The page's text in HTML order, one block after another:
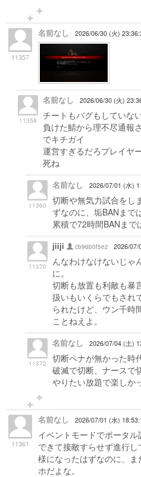
11357
名前なし 2026/06/30 (火)
11358
名前なし 2026/06/30 (火)
チートもバグもしていな
負けた鯖から理不尽通報
でキチガイ
運営すぎるだろプレイヤ
死ね
11360
名前なし 2026/07/01 (水)
切断や無気力試合をし
ずなのに、垢BANまで
累積で72時間BANまで
11370
jiiji cb96b0f5e2 2026/07/
んなわけなけないじゃ
に。
切断も放置も利敵も暴
扱いもいくらでもされ
られたけど、ウン千時
ことねえよ。
11372
名前なし 2026/07/04 (土)
切断ペナが無かった時
破滅で切断、ナースで
やりたい放題で楽しか
11361
名前なし 2026/07/01 (水)
イベントモードでポータ
できて接敵すらせず進行
様になったはずなのに、
ホだよな。